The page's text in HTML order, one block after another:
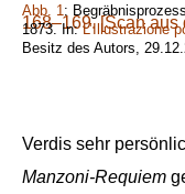
Abb. 1 :
1873. In:L’Illustrazione
Besitz des Autors,
Verdis sehr
Manzoni-Requiem